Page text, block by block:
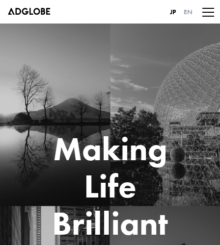
JP EN
Making
Life
Brilliant